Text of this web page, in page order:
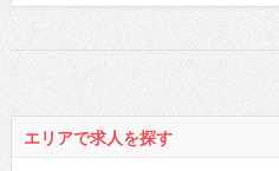
エリアで求人を探す